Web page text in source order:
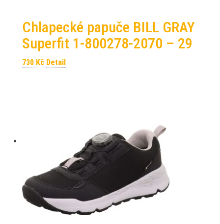
Chlapecké papuče BILL GRAY
Superfit 1-800278-2070 – 29
730 Kč Detail